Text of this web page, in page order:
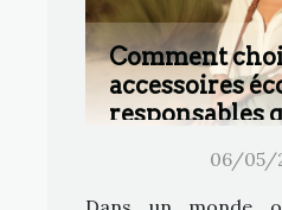
Comment
accessoires
responsables
06/05/